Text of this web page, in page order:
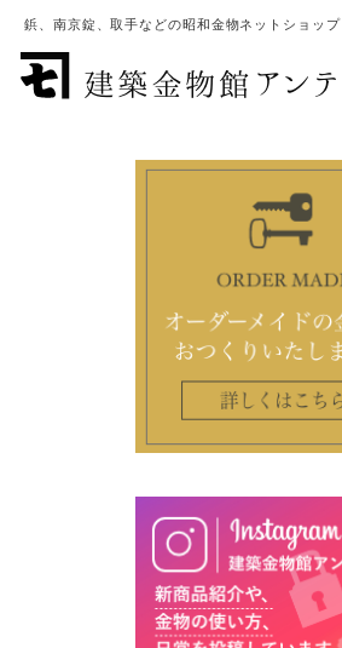
鋲、南京錠、取手などの昭和金物ネットショップ